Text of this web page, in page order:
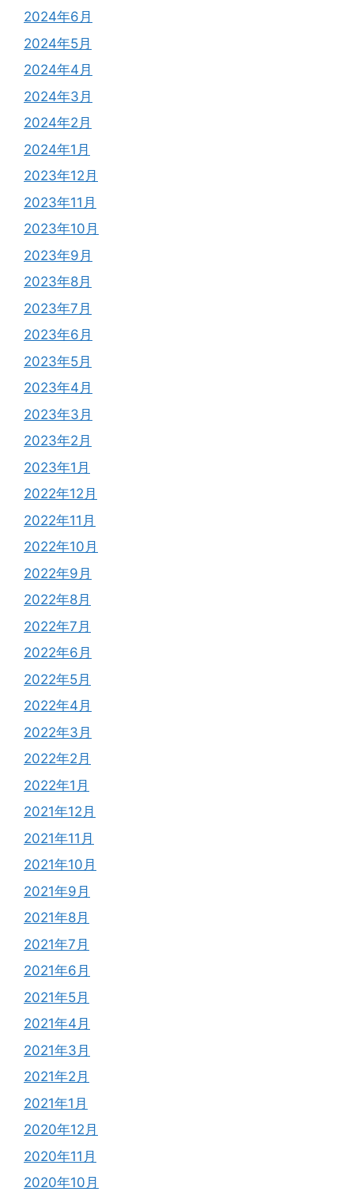
2024年6月
2024年5月
2024年4月
2024年3月
2024年2月
2024年1月
2023年12月
2023年11月
2023年10月
2023年9月
2023年8月
2023年7月
2023年6月
2023年5月
2023年4月
2023年3月
2023年2月
2023年1月
2022年12月
2022年11月
2022年10月
2022年9月
2022年8月
2022年7月
2022年6月
2022年5月
2022年4月
2022年3月
2022年2月
2022年1月
2021年12月
2021年11月
2021年10月
2021年9月
2021年8月
2021年7月
2021年6月
2021年5月
2021年4月
2021年3月
2021年2月
2021年1月
2020年12月
2020年11月
2020年10月